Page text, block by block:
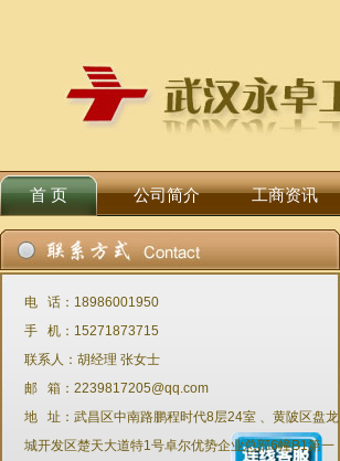
首 页 公司简介 工商资讯
电 话：18986001950
手 机：15271873715
联系人：胡经理 张女士
邮 箱：2239817205@qq.com
地 址：武昌区中南路鹏程时代8层24室 、黄陂区盘龙
城开发区楚天大道特1号卓尔优势企业总部6幢B1第一